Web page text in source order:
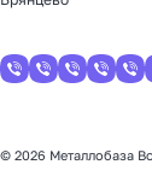
© 2026 Металлобаза